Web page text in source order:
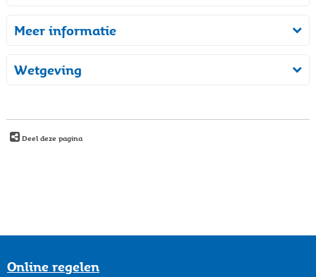
Meer informatie
Wetgeving
Deel deze pagina
Online regelen